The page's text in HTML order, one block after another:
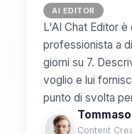
AI EDITOR
L'AI Chat Editor
professionista a
giorni su 7.
voglio e lui
punto di svolta
Content